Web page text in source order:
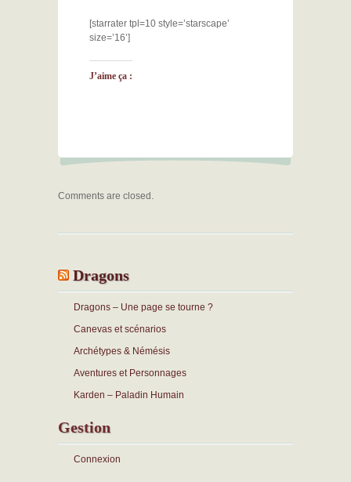
[starrater tpl=10 style=’starscape’
size=’16’]
J’aime ça :
Comments are closed.
Dragons
Dragons – Une page se tourne ?
Canevas et scénarios
Archétypes & Némésis
Aventures et Personnages
Karden – Paladin Humain
Gestion
Connexion